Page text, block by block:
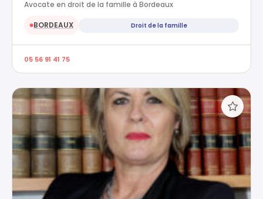
Avocate en droit de la famille à Bordeaux
●BORDEAUX Droit de la famille
05 56 91 41 75